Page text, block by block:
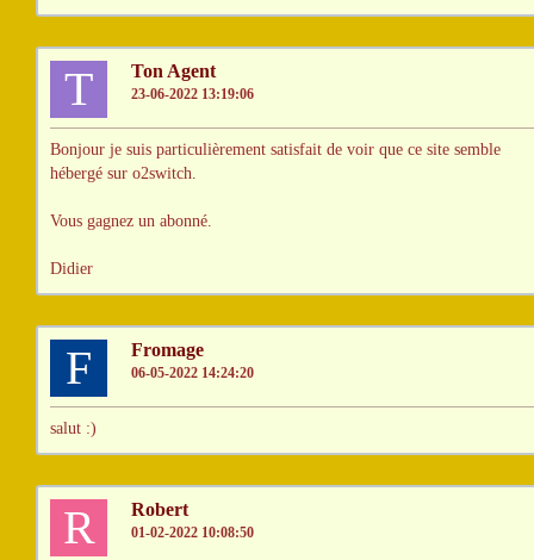
T Ton Agent
23-06-2022 13:19:06
Bonjour je suis particulièrement satisfait de voir que ce site semble
hébergé sur o2switch.
Vous gagnez un abonné.
Didier
F Fromage
06-05-2022 14:24:20
salut :)
R Robert
01-02-2022 10:08:50